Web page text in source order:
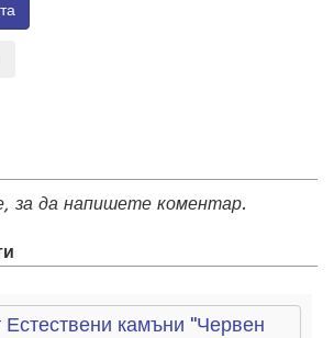
за да напишете коментар.
Естествени камъни "Червен